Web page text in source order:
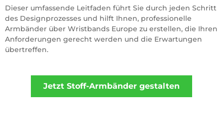
Dieser umfassende Leitfaden führt Sie durch jeden Schritt
des Designprozesses und hilft Ihnen, professionelle
Armbänder über Wristbands Europe zu erstellen, die Ihren
Anforderungen gerecht werden und die Erwartungen
übertreffen.